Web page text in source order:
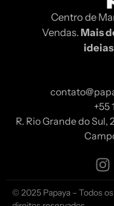
Centro de
Vendas. Mais
‪+55
R. Rio Grande do Sul,
© 2025 Papaya – Todos os